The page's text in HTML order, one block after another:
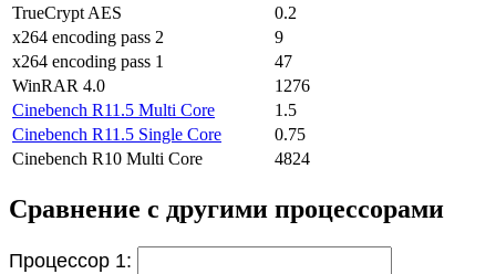
TrueCrypt AES
0.2
x264 encoding pass 2
9
x264 encoding pass 1
47
WinRAR 4.0
1276
Cinebench R11.5 Multi Core
1.5
Cinebench R11.5 Single Core
0.75
Cinebench R10 Multi Core
4824
Сравнение с другими процессорами
Процессор 1: